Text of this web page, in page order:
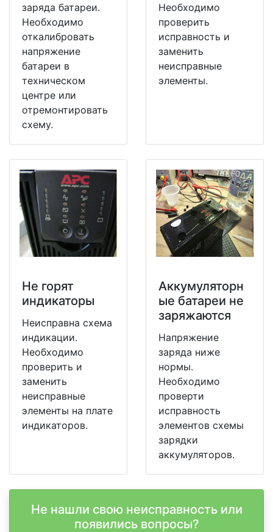
заряда батареи.
Необходимо
откалибровать
напряжение
батареи в
техническом
центре или
отремонтировать
схему.
Необходимо
проверить
исправность и
заменить
неисправные
элементы.
Не горят
индикаторы
Неисправна схема
индикации.
Необходимо
проверить и
заменить
неисправные
элементы на плате
индикаторов.
Аккумуляторн
ые батареи не
заряжаются
Напряжение
заряда ниже
нормы.
Необходимо
проверти
исправность
элементов схемы
зарядки
аккумуляторов.
Не нашли свою неисправность или
появились вопросы?